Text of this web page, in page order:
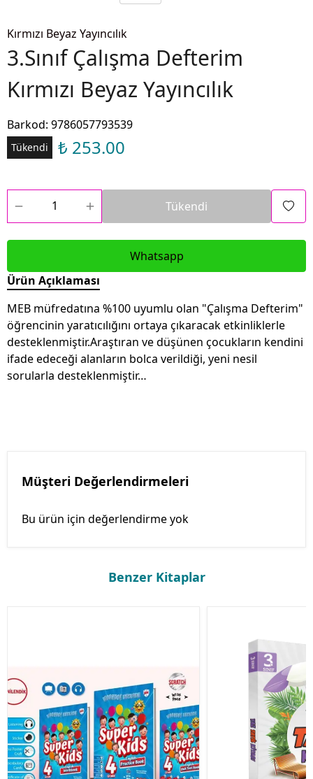
Kırmızı Beyaz Yayıncılık
3.Sınıf Çalışma Defterim
Kırmızı Beyaz Yayıncılık
Barkod: 9786057793539
Tükendi ₺ 253.00
Tükendi
Whatsapp
Ürün Açıklaması
MEB müfredatına %100 uyumlu olan "Çalışma Defterim"
öğrencinin yaratıcılığını ortaya çıkaracak etkinliklerle
desteklenmiştir.Araştıran ve düşünen çocukların kendini
ifade edeceği alanların bolca verildiği, yeni nesil
sorularla desteklenmiştir…
Müşteri Değerlendirmeleri
Bu ürün için değerlendirme yok
Benzer Kitaplar